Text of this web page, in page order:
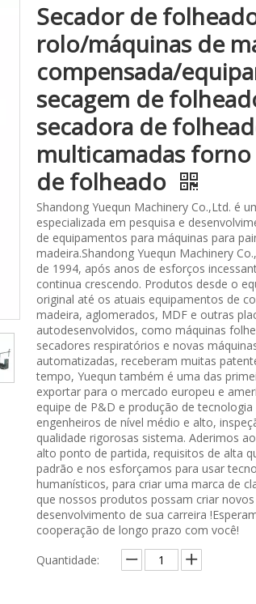
Secador de
rolo/máquinas de
compensada/
secagem de
secadora de
multicamadas forno
de folheado
Shandong Yuequn Machinery Co.,Ltd. é
especializada em pesquisa e
de equipamentos para máquinas para
madeira.Shandong Yuequn Machinery
de 1994, após anos de esforços
continua crescendo. Produtos desde o
original até os atuais equipamentos de
madeira, aglomerados, MDF e outras
autodesenvolvidos, como máquinas
secadores respiratórios e novas
automatizadas, receberam muitas
tempo, Yuequn também é uma das
exportar para o mercado europeu e
equipe de P&D e produção de
engenheiros de nível médio e alto,
qualidade rigorosas sistema. Aderimos
alto ponto de partida, requisitos de alta
padrão e nos esforçamos para usar
humanísticos, para criar uma marca de
que nossos produtos possam criar
desenvolvimento de sua carreira
cooperação de longo prazo com você!
Quantidade: